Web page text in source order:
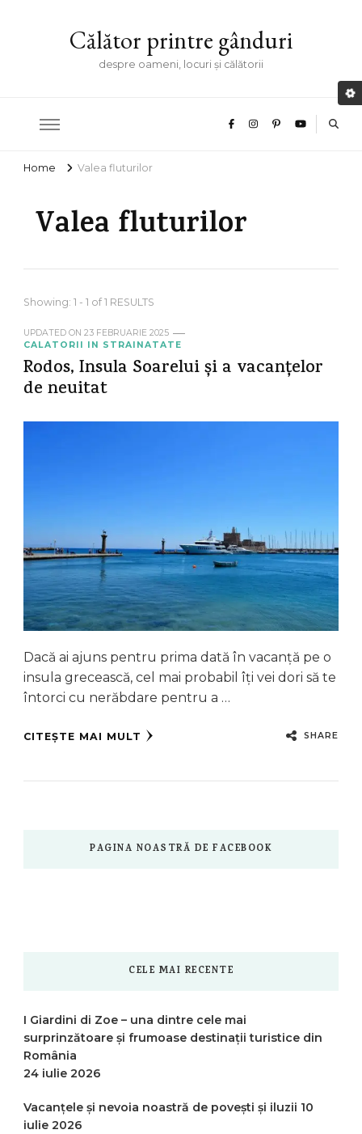
Călător printre gânduri
despre oameni, locuri și călătorii
Home Valea fluturilor
Valea fluturilor
Showing: 1 - 1 of 1 RESULTS
UPDATED ON 23 FEBRUARIE 2025
CALATORII IN STRAINATATE
Rodos, Insula Soarelui și a vacanțelor
de neuitat
Dacă ai ajuns pentru prima dată în vacanță pe o
insula grecească, cel mai probabil îți vei dori să te
întorci cu nerăbdare pentru a …
CITEȘTE MAI MULT SHARE
PAGINA NOASTRĂ DE FACEBOOK
CELE MAI RECENTE
I Giardini di Zoe – una dintre cele mai
surprinzătoare și frumoase destinații turistice din
România
24 iulie 2026
Vacanțele și nevoia noastră de povești și iluzii 10
iulie 2026